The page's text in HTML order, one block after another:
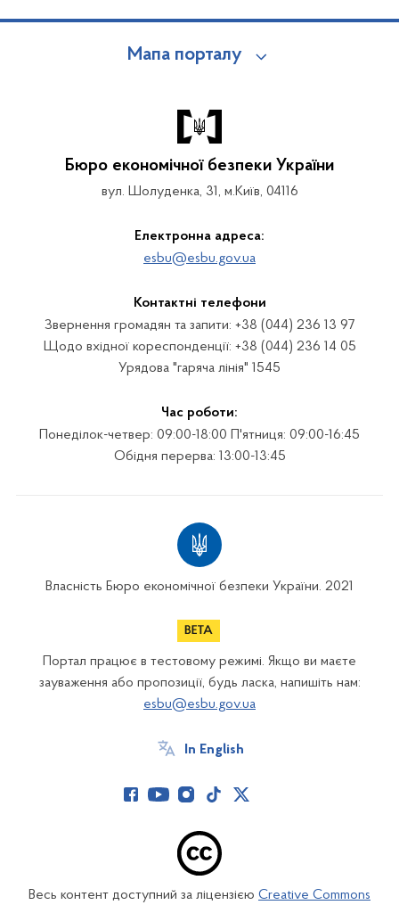
Мапа порталу
Бюро економічної безпеки України
вул. Шолуденка, 31, м.Київ, 04116
Електронна адреса:
esbu@esbu.gov.ua
Контактні телефони
Звернення громадян та запити: +38 (044) 236 13 97
Щодо вхідної кореспонденції: +38 (044) 236 14 05
Урядова "гаряча лінія" 1545
Час роботи:
Понеділок-четвер: 09:00-18:00 П'ятниця: 09:00-16:45
Обідня перерва: 13:00-13:45
Власність Бюро економічної безпеки України. 2021
Портал працює в тестовому режимі. Якщо ви маєте
зауваження або пропозиції, будь ласка, напишіть нам:
esbu@esbu.gov.ua
In English
Весь контент доступний за ліцензією Creative Commons